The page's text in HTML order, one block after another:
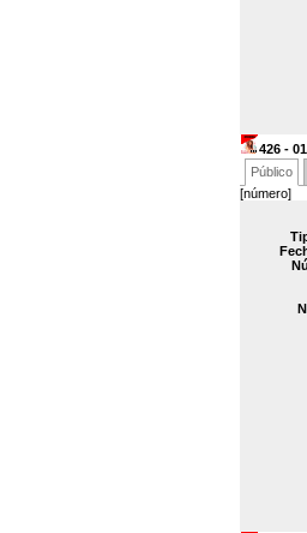
426 -
Público
[número]